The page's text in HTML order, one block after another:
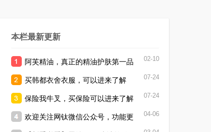
本栏最新更新
02-10
阿芙精油，真正的精油护肤第一品
牌。 07-24
买韩都衣舍衣服，可以进来了解
07-24
保险我牛叉，买保险可以进来了解
04-06
欢迎关注网钛微信公众号，功能更